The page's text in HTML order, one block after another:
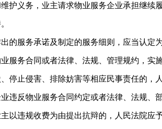
护义务，业主请求物业服务企业承担继续
服务承诺及制定的服务细则，应当认定为
合同或者法律、法规、管理规约，实施
停止侵害、排除妨害等相应民事责任的，
物业服务合同约定或者法律、法规、部
以违规收费为由提出抗辩的，人民法院应予